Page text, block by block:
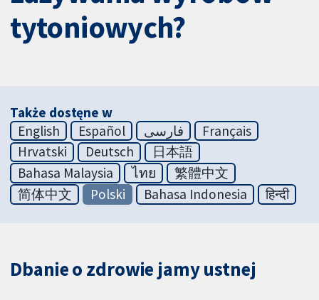
tytoniowych?
Także dostęne w
English
Español فارسی
Français
Hrvatski
Deutsch
日本語
Bahasa Malaysia
ไทย
繁體中文
简体中文
Polski Bahasa Indonesia हिन्दी
Dbanie o zdrowie jamy ustnej